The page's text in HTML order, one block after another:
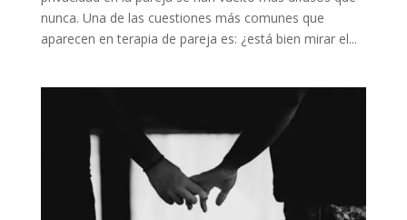
nunca. Una de las cuestiones más comunes que
aparecen en terapia de pareja es: ¿está bien mirar el...